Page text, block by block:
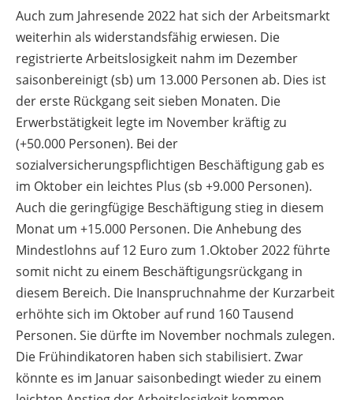
Auch zum Jahresende 2022 hat sich der Arbeitsmarkt
weiterhin als widerstandsfähig erwiesen. Die
registrierte Arbeitslosigkeit nahm im Dezember
saisonbereinigt (sb) um 13.000 Personen ab. Dies ist
der erste Rückgang seit sieben Monaten. Die
Erwerbstätigkeit legte im November kräftig zu
(+50.000 Personen). Bei der
sozialversicherungspflichtigen Beschäftigung gab es
im Oktober ein leichtes Plus (sb +9.000 Personen).
Auch die geringfügige Beschäftigung stieg in diesem
Monat um +15.000 Personen. Die Anhebung des
Mindestlohns auf 12 Euro zum 1.Oktober 2022 führte
somit nicht zu einem Beschäftigungsrückgang in
diesem Bereich. Die Inanspruchnahme der Kurzarbeit
erhöhte sich im Oktober auf rund 160 Tausend
Personen. Sie dürfte im November nochmals zulegen.
Die Frühindikatoren haben sich stabilisiert. Zwar
könnte es im Januar saisonbedingt wieder zu einem